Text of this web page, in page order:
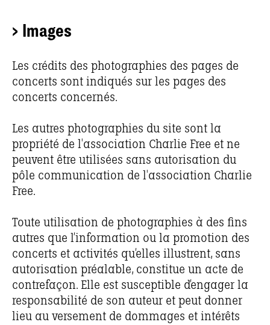
> Images
Les crédits des photographies des pages de
concerts sont indiqués sur les pages des
concerts concernés.
Les autres photographies du site sont la
propriété de l'association Charlie Free et ne
peuvent être utilisées sans autorisation du
pôle communication de l'association Charlie
Free.
Toute utilisation de photographies à des fins
autres que l’information ou la promotion des
concerts et activités qu’elles illustrent, sans
autorisation préalable, constitue un acte de
contrefaçon. Elle est susceptible d’engager la
responsabilité de son auteur et peut donner
lieu au versement de dommages et intérêts